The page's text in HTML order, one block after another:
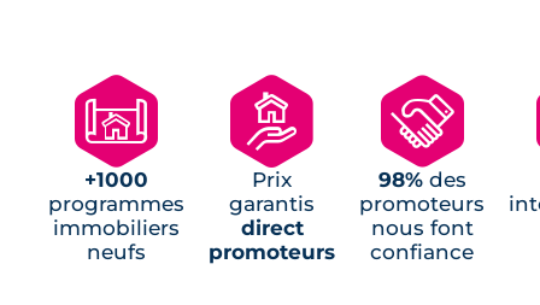
Chef (1)
Programmes neufs Saint-Père-en-Retz (1)
Programmes neufs Trignac (1)
Programmes neufs La Turballe (1)
🗺
+1000
programmes
immobiliers
neufs
🏘
Prix
garantis
direct
promoteurs
🤝
98%des
promoteurs
nous font
confiance